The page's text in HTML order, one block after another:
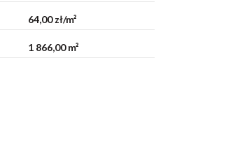
64,00 zł/m²
1 866,00 m²